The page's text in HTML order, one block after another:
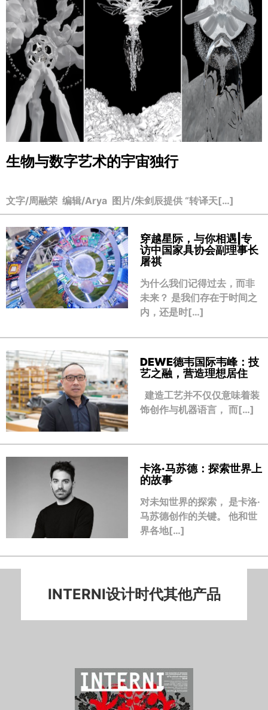
生物与数字艺术的宇宙独行
文字/周融荣 编辑/Arya 图片/朱剑辰提供 “转译天[…]
穿越星际，与你相遇|专
访中国家具协会副理事长
屠祺
为什么我们记得过去，而非
未来？ 是我们存在于时间之
内，还是时[…]
DEWE德韦国际韦峰：技
艺之融，营造理想居住
建造工艺并不仅仅意味着装
饰创作与机器语言， 而[…]
卡洛·马苏德：探索世界上
的故事
对未知世界的探索， 是卡洛·
马苏德创作的关键。 他和世
界各地[…]
INTERNI设计时代其他产品